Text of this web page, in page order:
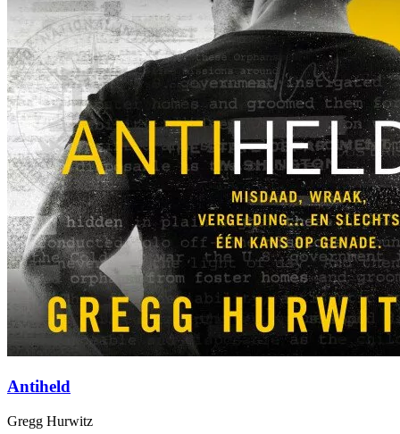
Antiheld
Gregg Hurwitz